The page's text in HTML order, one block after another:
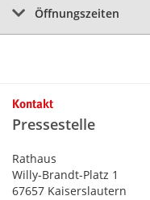
Öffnungszeiten
Kontakt
Pressestelle
Rathaus
Willy-Brandt-Platz 1
67657 Kaiserslautern